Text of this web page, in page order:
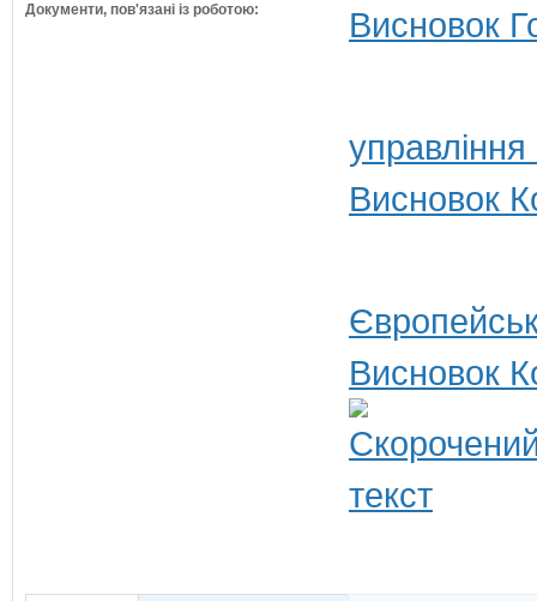
Документи, пов'язані із роботою: Висновок
Висновок
Висновок